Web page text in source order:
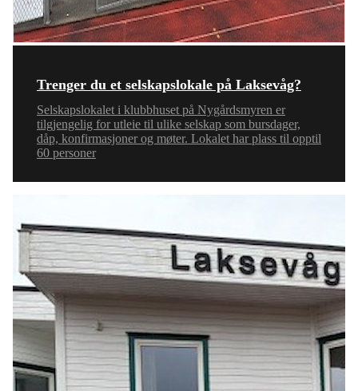
Trenger du et selskapslokale på Laksevåg?
Selskapslokalet i klubbhuset på Nygårdsmyren er
tilgjengelig for utleie til ulike selskap som bursdager,
dåp, konfirmasjoner og møter. Lokalet har plass til opptil
60 personer